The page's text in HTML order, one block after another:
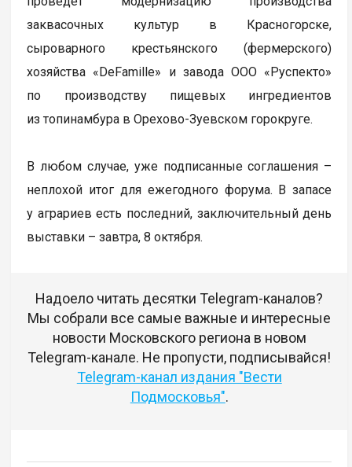
заквасочных культур в Красногорске,
сыроварного крестьянского (фермерского)
хозяйства «DeFamille» и завода ООО «Руспекто»
по производству пищевых ингредиентов
из топинамбура в Орехово-Зуевском горокруге.
В любом случае, уже подписанные соглашения –
неплохой итог для ежегодного форума. В запасе
у аграриев есть последний, заключительный день
выставки – завтра, 8 октября.
Надоело читать десятки Telegram-каналов?
Мы собрали все самые важные и интересные
новости Московского региона в новом
Telegram-канале. Не пропусти, подписывайся!
Telegram-канал издания "Вести
Подмосковья".